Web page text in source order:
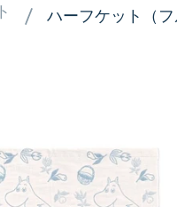
ハーフケット（